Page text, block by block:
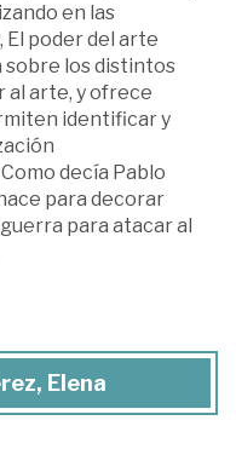
en las
poder del arte
los distintos
al arte, y ofrece
identificar y
decía Pablo
para decorar
para atacar al
Elena